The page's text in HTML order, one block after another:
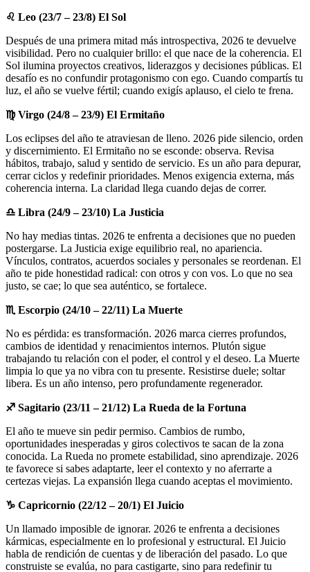
♌ Leo (23/7 – 23/8) El Sol
Después de una primera mitad más introspectiva, 2026 te devuelve
visibilidad. Pero no cualquier brillo: el que nace de la coherencia. El
Sol ilumina proyectos creativos, liderazgos y decisiones públicas. El
desafío es no confundir protagonismo con ego. Cuando compartís tu
luz, el año se vuelve fértil; cuando exigís aplauso, el cielo te frena.
♍Virgo (24/8 – 23/9) El Ermitaño
Los eclipses del año te atraviesan de lleno. 2026 pide silencio, orden
y discernimiento. El Ermitaño no se esconde: observa. Revisa
hábitos, trabajo, salud y sentido de servicio. Es un año para depurar,
cerrar ciclos y redefinir prioridades. Menos exigencia externa, más
coherencia interna. La claridad llega cuando dejas de correr.
♎ Libra (24/9 – 23/10) La Justicia
No hay medias tintas. 2026 te enfrenta a decisiones que no pueden
postergarse. La Justicia exige equilibrio real, no apariencia.
Vínculos, contratos, acuerdos sociales y personales se reordenan. El
año te pide honestidad radical: con otros y con vos. Lo que no sea
justo, se cae; lo que sea auténtico, se fortalece.
♏ Escorpio (24/10 – 22/11) La Muerte
No es pérdida: es transformación. 2026 marca cierres profundos,
cambios de identidad y renacimientos internos. Plutón sigue
trabajando tu relación con el poder, el control y el deseo. La Muerte
limpia lo que ya no vibra con tu presente. Resistirse duele; soltar
libera. Es un año intenso, pero profundamente regenerador.
♐ Sagitario (23/11 – 21/12) La Rueda de la Fortuna
El año te mueve sin pedir permiso. Cambios de rumbo,
oportunidades inesperadas y giros colectivos te sacan de la zona
conocida. La Rueda no promete estabilidad, sino aprendizaje. 2026
te favorece si sabes adaptarte, leer el contexto y no aferrarte a
certezas viejas. La expansión llega cuando aceptas el movimiento.
♑ Capricornio (22/12 – 20/1) El Juicio
Un llamado imposible de ignorar. 2026 te enfrenta a decisiones
kármicas, especialmente en lo profesional y estructural. El Juicio
habla de rendición de cuentas y de liberación del pasado. Lo que
construiste se evalúa, no para castigarte, sino para redefinir tu